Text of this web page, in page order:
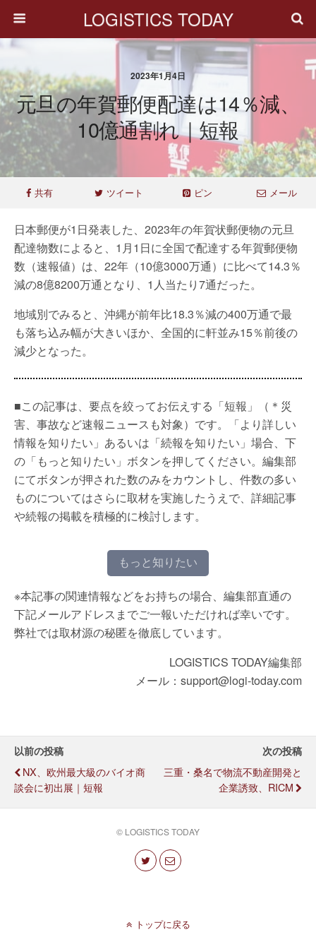
LOGISTICS TODAY
2023年1月4日
元旦の年賀郵便配達は14％減、
10億通割れ｜短報
共有 ツイート ピン メール
日本郵便が1日発表した、2023年の年賀状郵便物の元旦
配達物数によると、1月1日に全国で配達する年賀郵便物
数（速報値）は、22年（10億3000万通）に比べて14.3％
減の8億8200万通となり、1人当たり7通だった。
地域別でみると、沖縄が前年比18.3％減の400万通で最
も落ち込み幅が大きいほか、全国的に軒並み15％前後の
減少となった。
■この記事は、要点を絞ってお伝えする「短報」（＊災
害、事故など速報ニュースも対象）です。「より詳しい
情報を知りたい」あるいは「続報を知りたい」場合、下
の「もっと知りたい」ボタンを押してください。編集部
にてボタンが押された数のみをカウントし、件数の多い
ものについてはさらに取材を実施したうえで、詳細記事
や続報の掲載を積極的に検討します。
もっと知りたい
※本記事の関連情報などをお持ちの場合、編集部直通の
下記メールアドレスまでご一報いただければ幸いです。
弊社では取材源の秘匿を徹底しています。
LOGISTICS TODAY編集部
メール：support@logi-today.com
以前の投稿
NX、欧州最大級のバイオ商
談会に初出展｜短報
次の投稿
三重・桑名で物流不動産開発と
企業誘致、RICM
© LOGISTICS TODAY
トップに戻る